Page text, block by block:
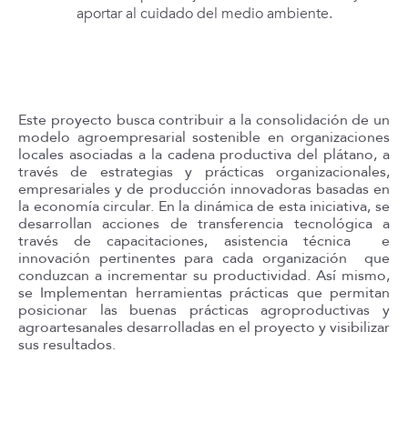
aportar al cuidado del medio ambiente.
Este proyecto busca contribuir a la consolidación de un
modelo agroempresarial sostenible en organizaciones
locales asociadas a la cadena productiva del plátano, a
través de estrategias y prácticas organizacionales,
empresariales y de producción innovadoras basadas en
la economía circular. En la dinámica de esta iniciativa, se
desarrollan acciones de transferencia tecnológica a
través de capacitaciones, asistencia técnica e
innovación pertinentes para cada organización que
conduzcan a incrementar su productividad. Así mismo,
se Implementan herramientas prácticas que permitan
posicionar las buenas prácticas agroproductivas y
agroartesanales desarrolladas en el proyecto y visibilizar
sus resultados.